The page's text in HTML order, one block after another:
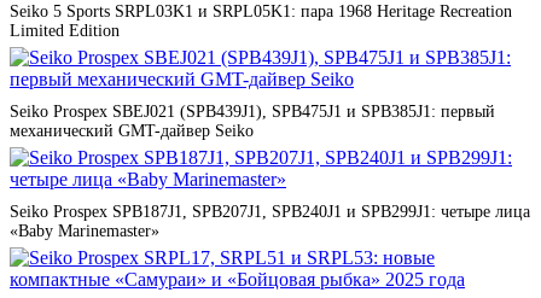
Seiko 5 Sports SRPL03K1 и SRPL05K1: пара 1968 Heritage Recreation
Limited Edition
Seiko Prospex SBEJ021 (SPB439J1), SPB475J1 и SPB385J1: первый
механический GMT-дайвер Seiko
Seiko Prospex SPB187J1, SPB207J1, SPB240J1 и SPB299J1: четыре лица
«Baby Marinemaster»